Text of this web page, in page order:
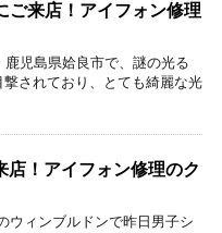
来店！アイフォン修理
児島県姶良市で、謎の光る
されており、とても綺麗な光
！アイフォン修理のク
ウィンブルドンで昨日男子シ